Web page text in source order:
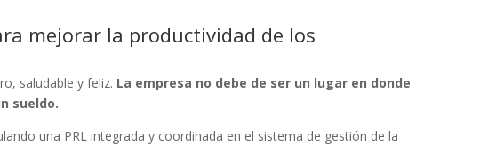
mejorar la productividad de los
saludable y feliz. La empresa no debe de ser un lugar en donde
sueldo.
una PRL integrada y coordinada en el sistema de gestión de la